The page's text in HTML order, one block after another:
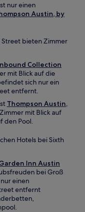
nur einen
Austin, by
Street bieten Zimmer
Collection
mit Blick auf die
sich nur ein
entfernt.
Thompson Austin,
mit Blick auf
den Pool.
Hotels bei Sixth
Inn Austin
bei Groß
einen
entfernt